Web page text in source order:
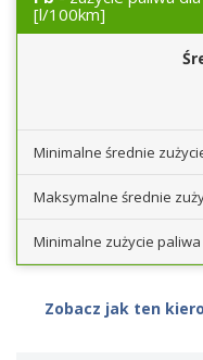
[l/100km]
Minimalne średnie
Maksymalne średnie
Minimalne zużycie
Zobacz jak ten